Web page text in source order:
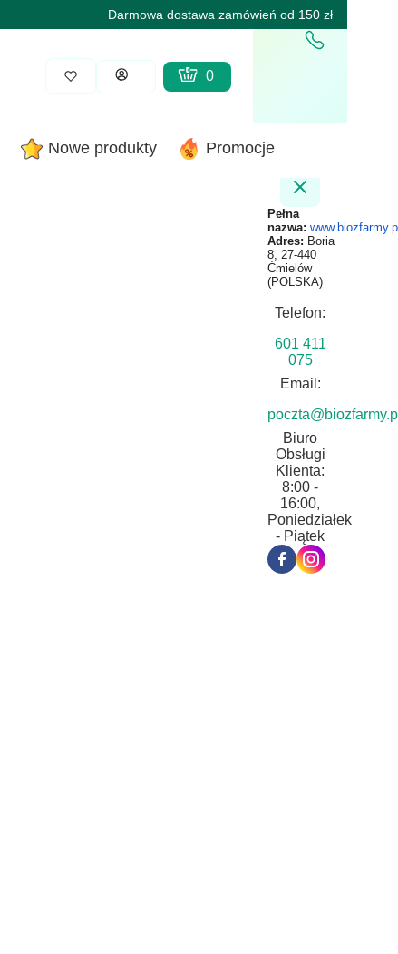
Darmowa dostawa zamówień od 150 zł
Zaloguj się
Produkty w koszyku: 0. Zobacz
Koszyk
Pełna
nazwa:
Adres: Boria
8, 27-440
Ćmielów
(POLSKA)
Telefon:
601 411
075
Email:
Biuro
Obsługi
Klienta:
8:00 -
16:00,
Poniedziałek
- Piątek
Nowe produkty Promocje